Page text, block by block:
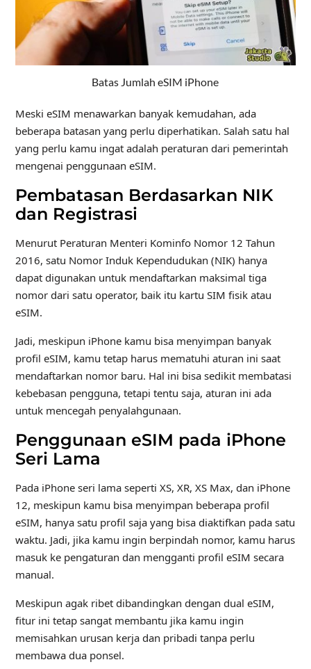
Batas Jumlah eSIM iPhone
Meski eSIM menawarkan banyak kemudahan, ada
beberapa batasan yang perlu diperhatikan. Salah satu hal
yang perlu kamu ingat adalah peraturan dari pemerintah
mengenai penggunaan eSIM.
Pembatasan Berdasarkan NIK
dan Registrasi
Menurut Peraturan Menteri Kominfo Nomor 12 Tahun
2016, satu Nomor Induk Kependudukan (NIK) hanya
dapat digunakan untuk mendaftarkan maksimal tiga
nomor dari satu operator, baik itu kartu SIM fisik atau
eSIM.
Jadi, meskipun iPhone kamu bisa menyimpan banyak
profil eSIM, kamu tetap harus mematuhi aturan ini saat
mendaftarkan nomor baru. Hal ini bisa sedikit membatasi
kebebasan pengguna, tetapi tentu saja, aturan ini ada
untuk mencegah penyalahgunaan.
Penggunaan eSIM pada iPhone
Seri Lama
Pada iPhone seri lama seperti XS, XR, XS Max, dan iPhone
12, meskipun kamu bisa menyimpan beberapa profil
eSIM, hanya satu profil saja yang bisa diaktifkan pada satu
waktu. Jadi, jika kamu ingin berpindah nomor, kamu harus
masuk ke pengaturan dan mengganti profil eSIM secara
manual.
Meskipun agak ribet dibandingkan dengan dual eSIM,
fitur ini tetap sangat membantu jika kamu ingin
memisahkan urusan kerja dan pribadi tanpa perlu
membawa dua ponsel.